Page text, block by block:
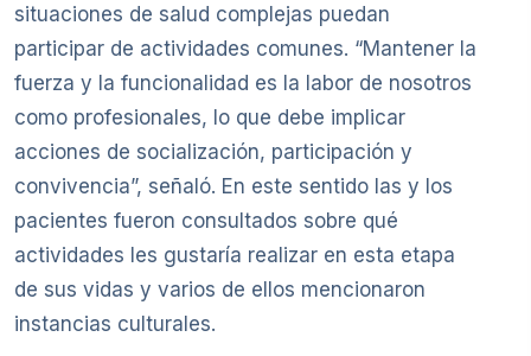
situaciones de salud complejas puedan
participar de actividades comunes. “Mantener la
fuerza y la funcionalidad es la labor de nosotros
como profesionales, lo que debe implicar
acciones de socialización, participación y
convivencia”, señaló. En este sentido las y los
pacientes fueron consultados sobre qué
actividades les gustaría realizar en esta etapa
de sus vidas y varios de ellos mencionaron
instancias culturales.